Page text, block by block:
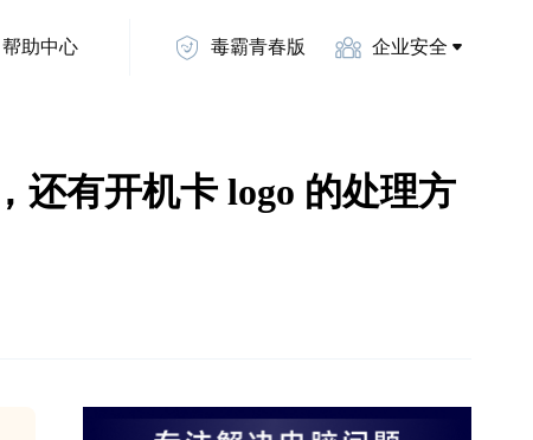
帮助中心 毒霸青春版 企业安全
还有开机卡 logo 的处理方